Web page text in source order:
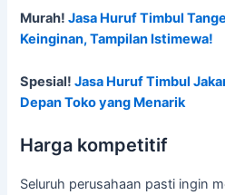
Murah!Jasa Huruf Timbul
Keinginan, Tampilan Istimewa!
Spesial!Jasa Huruf Timbul
Depan Toko yang Menarik
Harga kompetitif
Seluruh perusahaan pasti ingin